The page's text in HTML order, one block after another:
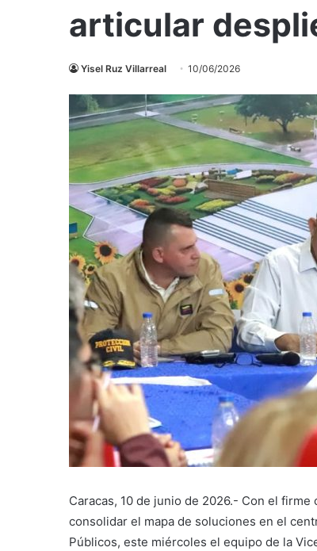
articular
Yisel Ruz Villarreal 10/06/2026
Caracas, 10 de junio de 2026.- Con el
consolidar el mapa de soluciones en el
Públicos, este miércoles el equipo de la